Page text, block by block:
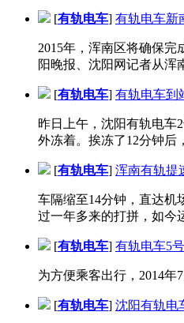
[有轨电车] 有轨电车新
2015年，浑南区将确保
阳晚报、沈阳网记者从浑
[有轨电车] 有轨电车到
昨日上午，沈阳有轨电车
外冻着。挨冻了12分钟后
[有轨电车] 浑南有轨提
车隔缩至14分钟，直达机
过一年多来的打拼，如今
[有轨电车] 有轨电车5
为方便乘客出行，2014年
[有轨电车] 沈阳有轨电